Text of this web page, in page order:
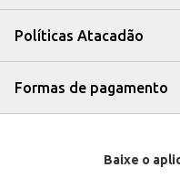
Políticas Atacadão
Formas de pagamento
Baixe o